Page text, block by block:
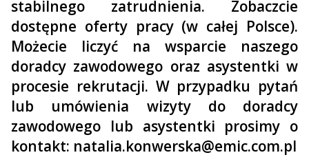
stabilnego zatrudnienia. Zobaczcie
dostępne oferty pracy (w całej Polsce).
Możecie liczyć na wsparcie naszego
doradcy zawodowego oraz asystentki w
procesie rekrutacji. W przypadku pytań
lub umówienia wizyty do doradcy
zawodowego lub asystentki prosimy o
kontakt: natalia.konwerska@emic.com.pl